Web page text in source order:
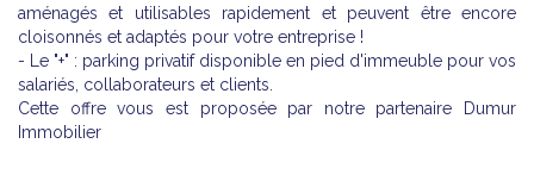
aménagés et utilisables rapidement et peuvent être encore
cloisonnés et adaptés pour votre entreprise !
- Le "+" : parking privatif disponible en pied d'immeuble pour vos
salariés, collaborateurs et clients.
Cette offre vous est proposée par notre partenaire Dumur
Immobilier